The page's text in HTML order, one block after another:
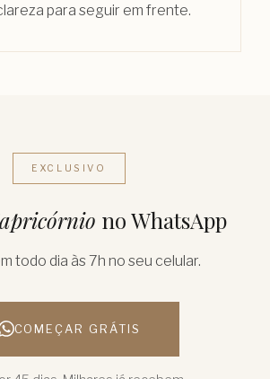
para seguir em frente.
EXCLUSIVO
no WhatsApp
todo dia às 7h no seu celular.
COMEÇAR GRÁTIS